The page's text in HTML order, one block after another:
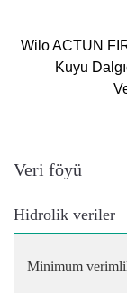
Wilo ACTUN
Kuyu
Veri föyü
Hidrolik veriler
Minimum